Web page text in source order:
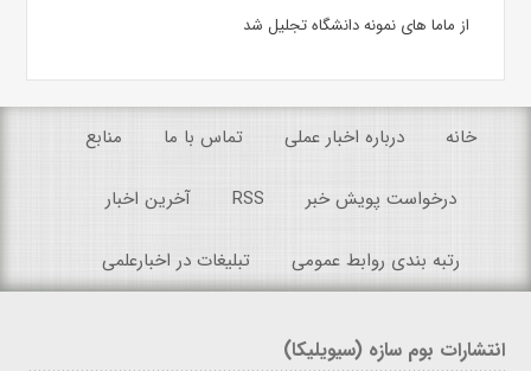
از ماما های نمونه دانشگاه تجلیل شد
خانه درباره اخبار عملی تماس با ما منابع
درخواست پویش خبر RSS آخرین اخبار
رتبه بندی روابط عمومی تبلیغات در اخبارعلمی
انتشارات بوم سازه (سیویلیکا)